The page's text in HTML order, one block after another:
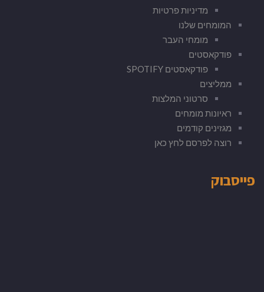
מדיניות פרטיות
המומחים שלנו
מומחי העבר
פודקאסטים
פודקאסטים SPOTIFY
ממליצים
סרטוני המלצות
ראיונות מומחים
מגזינים קודמים
רוצה לפרסם לחץ כאן
פייסבוק